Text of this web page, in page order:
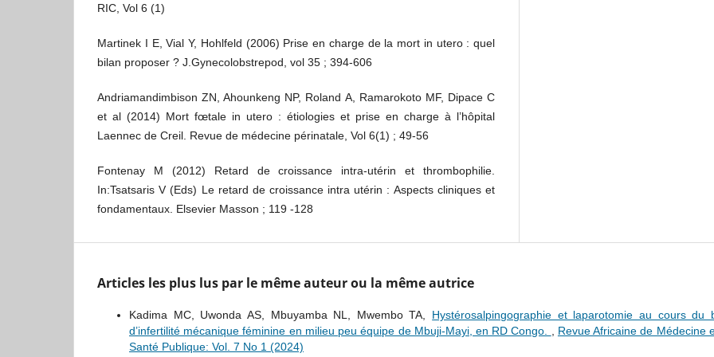
RIC, Vol 6 (1)
Martinek I E, Vial Y, Hohlfeld (2006) Prise en charge de la mort in utero : quel
bilan proposer ? J.Gynecolobstrepod, vol 35 ; 394-606
Andriamandimbison ZN, Ahounkeng NP, Roland A, Ramarokoto MF, Dipace C
et al (2014) Mort fœtale in utero : étiologies et prise en charge à l’hôpital
Laennec de Creil. Revue de médecine périnatale, Vol 6(1) ; 49-56
Fontenay M (2012) Retard de croissance intra-utérin et thrombophilie.
In:Tsatsaris V (Eds) Le retard de croissance intra utérin : Aspects cliniques et
fondamentaux. Elsevier Masson ; 119 -128
Articles les plus lus par le même auteur ou la même autrice
Kadima MC, Uwonda AS, Mbuyamba NL, Mwembo TA, Hystérosalpingographie et laparotomie au cours du
d’infertilité mécanique féminine en milieu peu équipe de Mbuji-Mayi, en RD Congo.
Revue Africaine de Médecine
Santé Publique: Vol. 7 No 1 (2024)